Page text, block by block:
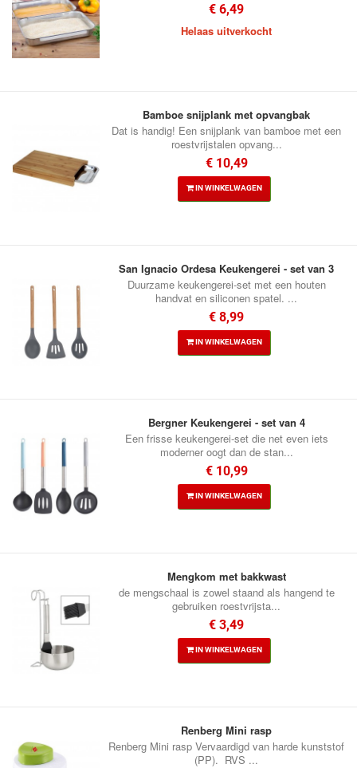
€ 6,49
Helaas uitverkocht
Bamboe snijplank met opvangbak
Dat is handig! Een snijplank van bamboe met een
roestvrijstalen opvang...
€ 10,49
IN WINKELWAGEN
San Ignacio Ordesa Keukengerei - set van 3
Duurzame keukengerei-set met een houten
handvat en siliconen spatel. ...
€ 8,99
IN WINKELWAGEN
Bergner Keukengerei - set van 4
Een frisse keukengerei-set die net even iets
moderner oogt dan de stan...
€ 10,99
IN WINKELWAGEN
Mengkom met bakkwast
de mengschaal is zowel staand als hangend te
gebruiken roestvrijsta...
€ 3,49
IN WINKELWAGEN
Renberg Mini rasp
Renberg Mini rasp Vervaardigd van harde kunststof
(PP). RVS ...